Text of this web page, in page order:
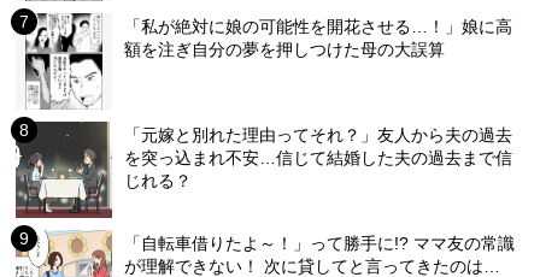
「私が絶対に娘の可能性を開花させる…！」娘に高
額を注ぎ自分の夢を押しつけた母の大誤算
「元嫁と別れた理由ってそれ？」友人から夫の過去
を突っ込まれ不安…信じて結婚した夫の過去まで信
じれる？
「自転車借りたよ～！」って勝手に!? ママ友の常識
が理解できない！ 次に貸してと言ってきたのは…